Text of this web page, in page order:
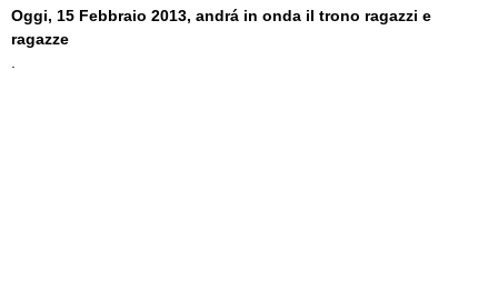
Oggi, 15 Febbraio 2013, andrá in onda il trono ragazzi e
ragazze